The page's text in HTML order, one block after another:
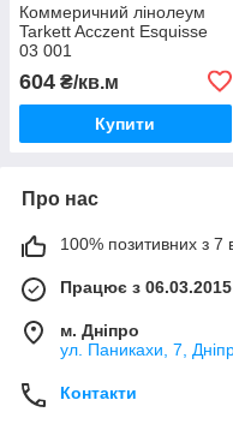
Коммеричний лінолеум
Tarkett Acczent Esquisse
03 001
604 ₴/кв.м
Купити
Про нас
100% позитивних з 7
Працює з 06.03.2015
м. Дніпро
ул. Паникахи, 7,
Контакти